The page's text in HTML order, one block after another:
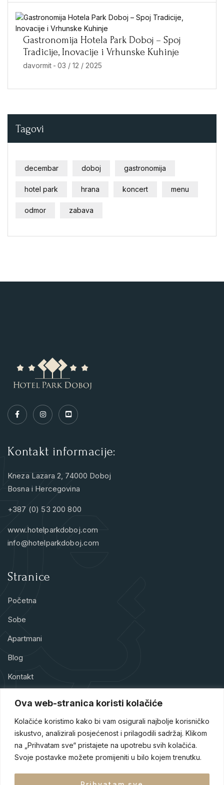
Ova web-stranica koristi kolačiće
Kolačiće koristimo kako bi vam osigurali najbolje korisničko
iskustvo, analizirali posjećenost i prilagodili sadržaj. Klikom
na „Prihvatam sve“ pristajete na upotrebu svih kolačića.
Svoje postavke možete promijeniti u bilo kojem trenutku.
Gastronomija Hotela Park Doboj – Spoj
Tradicije, Inovacije i Vrhunske Kuhinje
davormit - 03 / 12 / 2025
Tagovi
decembar doboj gastronomija
hotel park hrana koncert menu
odmor zabava
Kontakt informacije:
Kneza Lazara 2, 74000 Doboj
Bosna i Hercegovina
+387 (0) 53 200 800
www.hotelparkdoboj.com
info@hotelparkdoboj.com
Stranice
Početna
Sobe
Apartmani
Blog
Kontakt
Hotel Park Doboj je hotel sa četiri zvjezdice smješten u srcu
Doboja, jednog od turističkih raskršća Bosne i Hercegovine.
Naš hotel je dizajniran tako da gostima pruži sigurnost,